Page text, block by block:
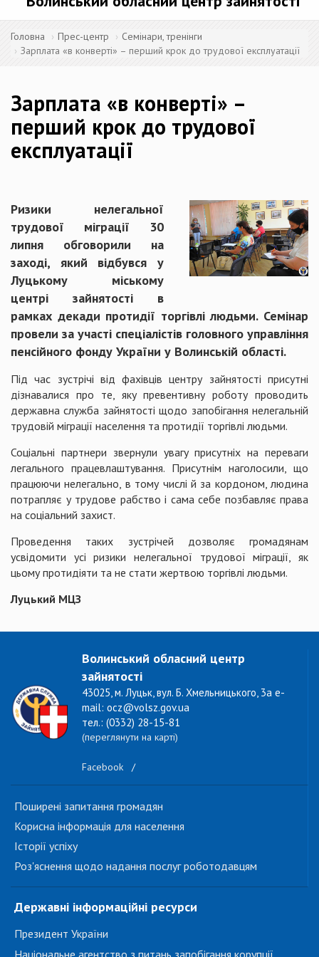
Головна Прес-центр
Семінари, тренінги
Зарплата «в конверті» – перший крок до трудової експлуатації
Зарплата «в конверті» –
перший крок до трудової
експлуатації
Ризики нелегальної
трудової міграції 30
липня обговорили на
заході, який відбувся у
Луцькому міському
центрі зайнятості в
рамках декади протидії торгівлі людьми. Семінар
провели за участі спеціалістів головного управління
пенсійного фонду України у Волинській області.
Під час зустрічі від фахівців центру зайнятості присутні
дізнавалися про те, яку превентивну роботу проводить
державна служба зайнятості щодо запобігання нелегальній
трудовій міграції населення та протидії торгівлі людьми.
Соціальні партнери звернули увагу присутніх на переваги
легального працевлаштування. Присутнім наголосили, що
працюючи нелегально, в тому числі й за кордоном, людина
потрапляє у трудове рабство і сама себе позбавляє права
на соціальний захист.
Проведення таких зустрічей дозволяє громадянам
усвідомити усі ризики нелегальної трудової міграції, як
цьому протидіяти та не стати жертвою торгівлі людьми.
Луцький МЦЗ
Волинський обласний центр
зайнятості
43025, м. Луцьк, вул. Б. Хмельницького, 3а e-
mail: ocz@volsz.gov.ua
тел.: (0332) 28-15-81
(переглянути на карті)
Facebook /
Поширені запитання громадян
Корисна інформація для населення
Історії успіху
Роз'яснення щодо надання послуг роботодавцям
Державні інформаційні ресурси
Президент України
Національне агентство з питань запобігання корупції